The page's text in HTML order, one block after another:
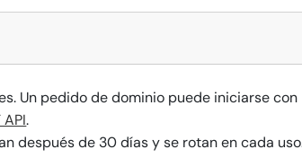
Un pedido de dominio puede iniciarse con
API.
después de 30 días y se rotan en cada